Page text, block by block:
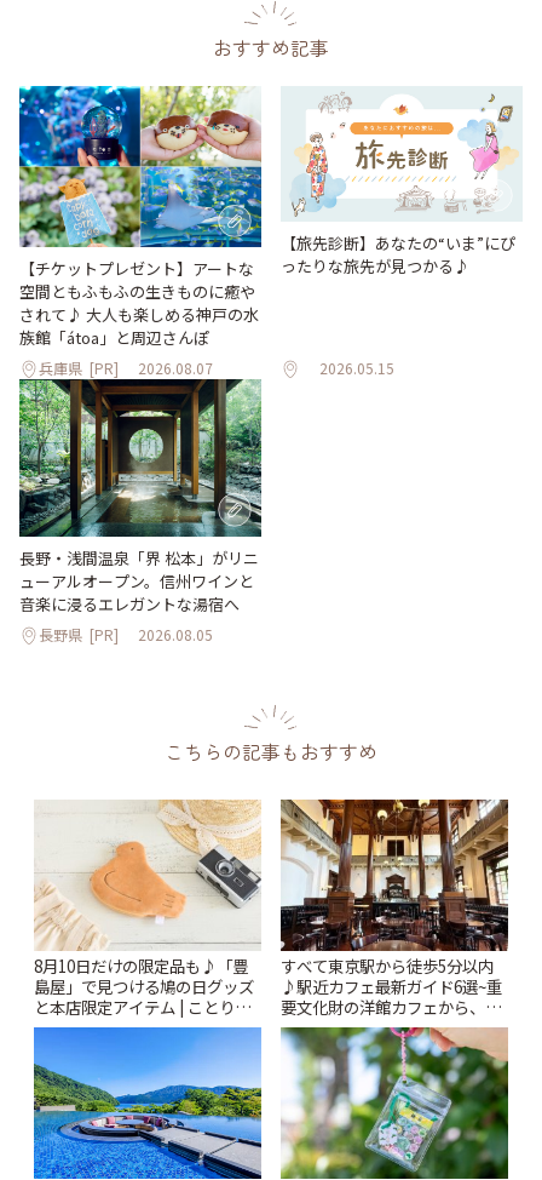
おすすめ記事
【チケットプレゼント】アートな
空間ともふもふの生きものに癒や
されて♪ 大人も楽しめる神戸の水
族館「átoa」と周辺さんぽ
兵庫県 [PR] 2026.08.07
【旅先診断】あなたの“いま”にぴ
ったりな旅先が見つかる♪
2026.05.15
長野・浅間温泉「界 松本」がリニ
ューアルオープン。信州ワインと
音楽に浸るエレガントな湯宿へ
長野県 [PR] 2026.08.05
こちらの記事もおすすめ
8月10日だけの限定品も♪「豊
島屋」で見つける鳩の日グッズ
と本店限定アイテム | ことりっ
ぷ
すべて東京駅から徒歩5分以内
♪駅近カフェ最新ガイド6選~重
要文化財の洋館カフェから、改
札すぐのレトロ喫茶まで~ | こと
りっぷ